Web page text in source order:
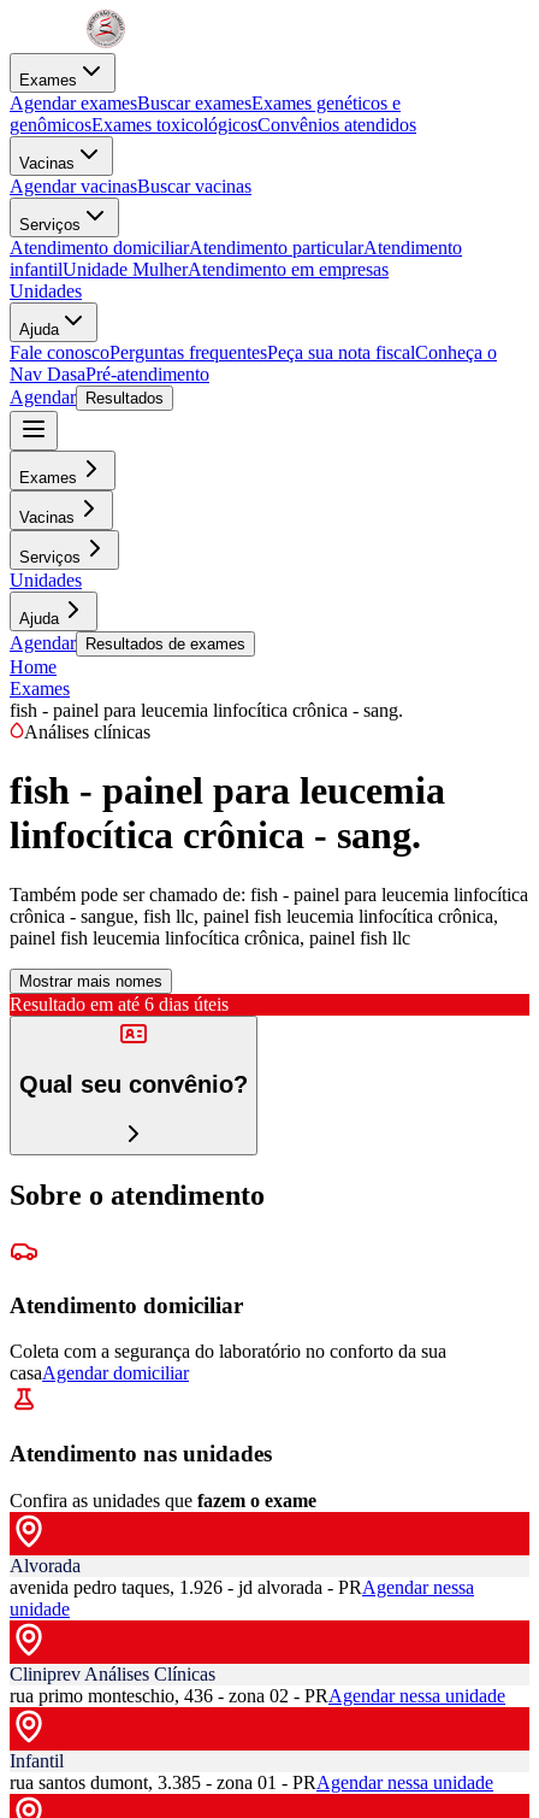
Exames
Agendar examesBuscar examesExames genéticos e
genômicosExames toxicológicosConvênios atendidos
Vacinas
Agendar vacinasBuscar vacinas
Serviços
Atendimento domiciliarAtendimento particularAtendimento
infantilUnidade MulherAtendimento em empresas
Unidades
Ajuda
Fale conoscoPerguntas frequentesPeça sua nota fiscalConheça o
Nav DasaPré-atendimento
Agendar
Resultados
Exames
Vacinas
Serviços
Unidades
Ajuda
Agendar Resultados de exames
Home
Exames
fish - painel para leucemia linfocítica crônica - sang.
Análises clínicas
fish - painel para leucemia
linfocítica crônica - sang.
Também pode ser chamado de: fish - painel para leucemia linfocítica
crônica - sangue, fish llc, painel fish leucemia linfocítica crônica,
painel fish leucemia linfocítica crônica, painel fish llc
Mostrar mais nomes
Resultado em até 6 dias úteis
Qual seu convênio?
Sobre o atendimento
Atendimento domiciliar
Coleta com a segurança do laboratório no conforto da sua
casaAgendar domiciliar
Atendimento nas unidades
Confira as unidades que fazem o exame
Alvorada
avenida pedro taques, 1.926 - jd alvorada - PRAgendar nessa
unidade
Cliniprev Análises Clínicas
rua primo monteschio, 436 - zona 02 - PRAgendar nessa unidade
Infantil
rua santos dumont, 3.385 - zona 01 - PRAgendar nessa unidade